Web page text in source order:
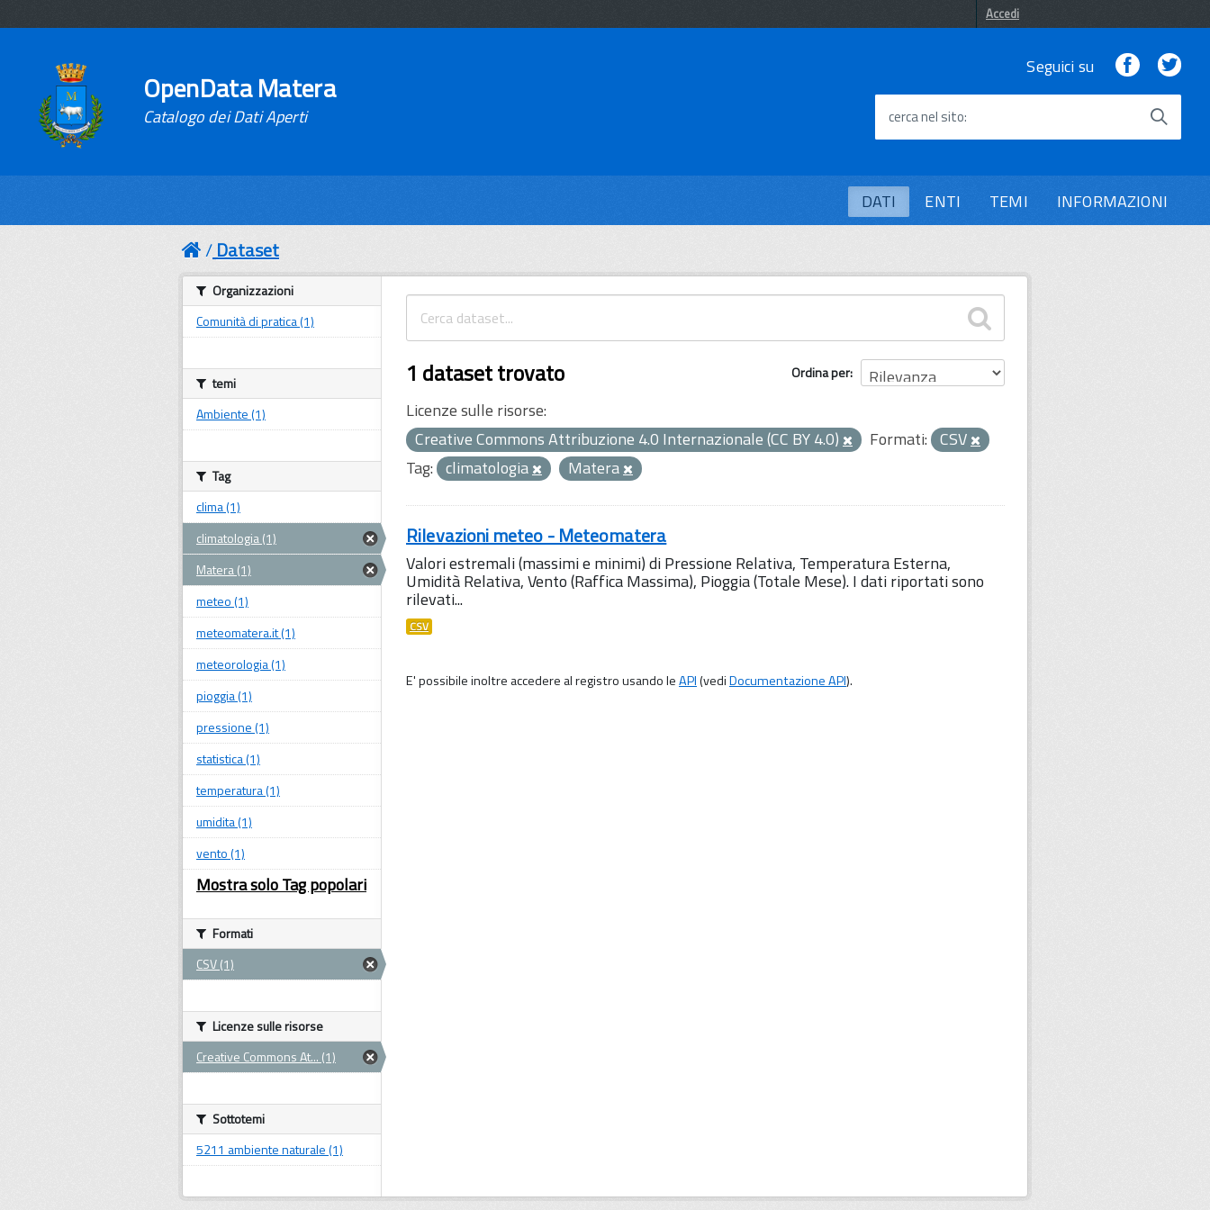
Accedi
OpenData Matera
Catalogo dei Dati Aperti
Seguici su Facebook
cerca nel sito
DATI ENTI TEMI INFORMAZIONI
Dataset
Ordina per
1 dataset trovato
Licenze sulle risorse:
Creative Commons Attribuzione 4.0 Internazionale (CC BY 4.0)
Formati: CSV
Tag: climatologia Matera
Rilevazioni meteo - Meteomatera
Valori estremali (massimi e minimi) di Pressione Relativa, Temperatura Esterna,
Umidità Relativa, Vento (Raffica Massima), Pioggia (Totale Mese). I dati riportati sono
rilevati...
CSV
E' possibile inoltre accedere al registro usando leAPI(vediDocumentazione API).
Organizzazioni
Comunità di pratica (1)
temi
Ambiente (1)
Tag
clima (1)
climatologia (1)
Matera (1)
meteo (1)
meteomatera.it (1)
meteorologia (1)
pioggia (1)
pressione (1)
statistica (1)
temperatura (1)
umidita (1)
vento (1)
Mostra solo Tag popolari
Formati
CSV (1)
Licenze sulle risorse
Creative Commons At... (1)
Sottotemi
5211 ambiente naturale (1)